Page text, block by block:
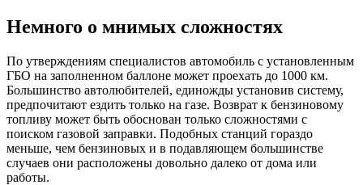
Немного о мнимых сложностях
По утверждениям специалистов автомобиль с установленным
ГБО на заполненном баллоне может проехать до 1000 км.
Большинство автолюбителей, единожды установив систему,
предпочитают ездить только на газе. Возврат к бензиновому
топливу может быть обоснован только сложностями с
поиском газовой заправки. Подобных станций гораздо
меньше, чем бензиновых и в подавляющем большинстве
случаев они расположены довольно далеко от дома или
работы.